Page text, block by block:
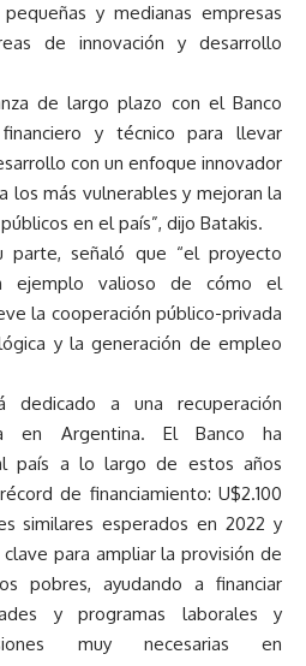
y medianas empresas
de innovación y desarrollo
de largo plazo con el Banco
y técnico para llevar
con un enfoque innovador
los más vulnerables y mejoran la
en el país”, dijo Batakis.
parte, señaló que “el proyecto
ejemplo valioso de cómo el
la cooperación público-privada
y la generación de empleo
dedicado a una recuperación
en Argentina. El Banco ha
país a lo largo de estos años
de financiamiento: U$2.100
similares esperados en 2022 y
para ampliar la provisión de
pobres, ayudando a financiar
y programas laborales y
muy necesarias en